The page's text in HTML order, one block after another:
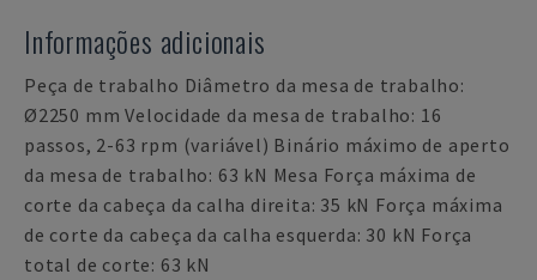
Informações adicionais
Peça de trabalho Diâmetro da mesa de trabalho:
Ø2250 mm Velocidade da mesa de trabalho: 16
passos, 2-63 rpm (variável) Binário máximo de aperto
da mesa de trabalho: 63 kN Mesa Força máxima de
corte da cabeça da calha direita: 35 kN Força máxima
de corte da cabeça da calha esquerda: 30 kN Força
total de corte: 63 kN